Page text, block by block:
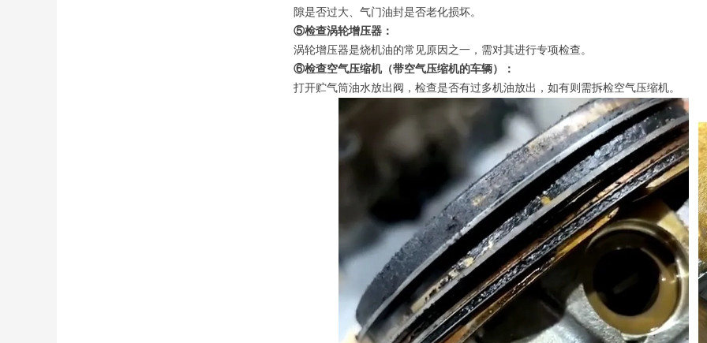
隙是否过大、气门油封是否老化损坏。
⑤检查涡轮增压器：
涡轮增压器是烧机油的常见原因之一，需对其进行专项检查。
⑥检查空气压缩机（带空气压缩机的车辆）：
打开贮气筒油水放出阀，检查是否有过多机油放出，如有则需拆检空气压缩机。